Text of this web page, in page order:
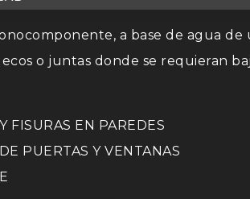
a base de agua
o juntas donde se requieran
FISURAS EN PAREDES
PUERTAS Y VENTANAS